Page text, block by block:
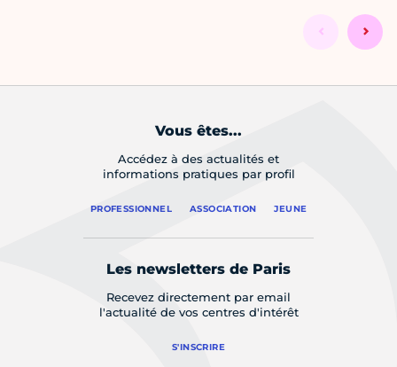
Vous êtes...
Accédez à des actualités et
informations pratiques par profil
PROFESSIONNEL ASSOCIATION JEUNE
Les newsletters de Paris
Recevez directement par email
l'actualité de vos centres d'intérêt
S'INSCRIRE